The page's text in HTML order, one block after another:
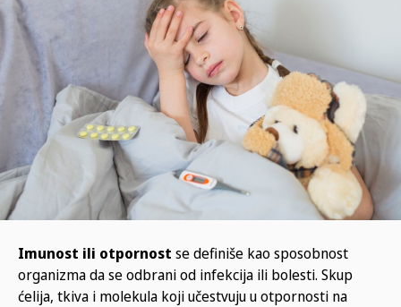
Imunost ili otpornost se definiše kao sposobnost
organizma da se odbrani od infekcija ili bolesti. Skup
ćelija, tkiva i molekula koji učestvuju u otpornosti na